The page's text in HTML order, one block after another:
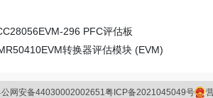
296 PFC评估板
转换器评估模块 (EVM)
公网安备44030002002651 粤ICP备2021045049号